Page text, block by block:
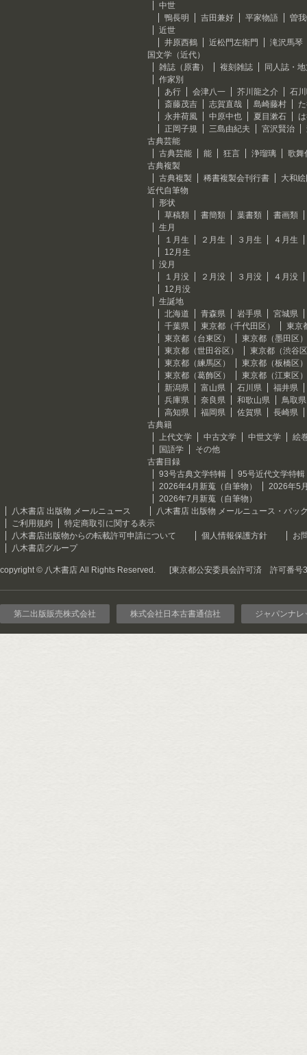
中世
鴨長明
吉田兼好 平家物語
曽
近世
井原西鶴
近松門左衛門
滝沢馬琴
国文学（近代）
雑誌（原書）
複刻雑誌
同人誌・
作家別
あ行
会津八一 芥川龍之介
石
斎藤茂吉
志賀直哉 島崎藤村
永井荷風
中原中也 夏目漱石
正岡子規
三島由紀夫 宮沢賢治
古典芸能
古典芸能
能 狂言 浄瑠璃
歌舞
古典複製
古典複製
稀書複製会刊行書
大和
近代自筆物
形状
草稿類
書簡類 葉書類
書画類
生月
１月生
２月生 ３月生
４月生
12月生
没月
１月没
２月没 ３月没
４月没
12月没
生誕地
北海道
青森県 岩手県
宮城県
千葉県
東京都（千代田区）
東京
東京都（台東区）
東京都（墨田区）
東京都（世田谷区）
東京都（渋谷
東京都（練馬区）
東京都（板橋区）
東京都（葛飾区）
東京都（江東区）
新潟県
富山県 石川県
福井県
兵庫県
奈良県 和歌山県
鳥取県
高知県
福岡県 佐賀県
長崎県
古典籍
上代文学
中古文学 中世文学
絵
国語学
その他
古書目録
93号古典文学特輯
95号近代文学特輯
2026年4月新蒐（自筆物）
2026年5
2026年7月新蒐（自筆物）
八木書店 出版物 メールニュース
八木書店 出版物 メールニュース・バッ
ご利用規約
特定商取引に関する表示
八木書店出版物からの転載許可申請について
個人情報保護方針
お
八木書店グループ
copyright © 八木書店 All Rights Reserved. [東京都公安委員会許可済 許可番号
第二出版販売株式会社 株式会社日本古書通信社 ジャパンナレ